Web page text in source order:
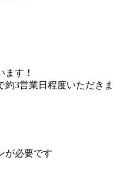
す！
3営業日程度いただきま
が必要です